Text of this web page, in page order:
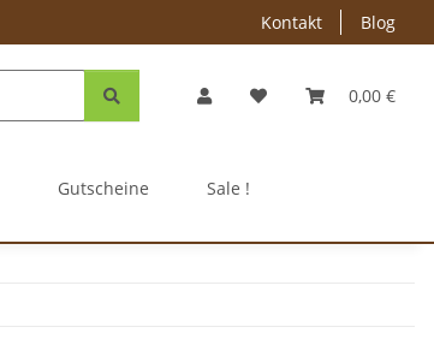
Kontakt Blog
0,00 €
Gutscheine Sale !